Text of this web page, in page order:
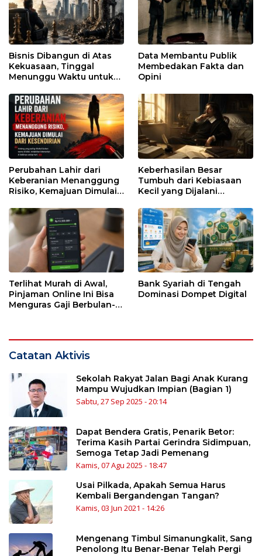
Bisnis Dibangun di Atas
Kekuasaan, Tinggal
Menunggu Waktu untuk
Data Membantu Publik
Membedakan Fakta dan
Opini
Perubahan Lahir dari
Keberanian Menanggung
Risiko, Kemajuan Dimulai
Keberhasilan Besar
Tumbuh dari Kebiasaan
Kecil yang Dijalani
Terlihat Murah di Awal,
Pinjaman Online Ini Bisa
Menguras Gaji Berbulan-
Bank Syariah di Tengah
Dominasi Dompet Digital
Catatan Aktivis
Sekolah Rakyat Jalan Bagi Anak Kurang
Mampu Wujudkan Impian (Bagian 1)
Sabtu, 27 Sep 2025 - 20:14
Dapat Bendera Gratis, Penarik Betor:
Terima Kasih Partai Gerindra Sidimpuan,
Semoga Tetap Jadi Pemenang
Kamis, 07 Agu 2025 - 18:47
Usai Pilkada, Apakah Semua Harus
Kembali Bergandengan Tangan?
Kamis, 03 Jun 2021 - 14:26
Mengenang Timbul Simanungkalit, Sang
Penolong Itu Benar-Benar Telah Pergi